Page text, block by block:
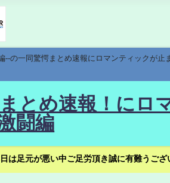
の一同驚愕まとめ速報にロマンティックが止
とめ速報！にロ
闘編
足元が悪い中ご足労頂き誠に有難うござ